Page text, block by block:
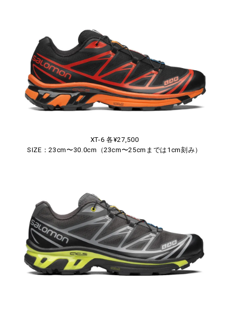
XT-6 各¥27,500
SIZE：23cm〜30.0cm（23cm〜25cmまでは1cm刻み）